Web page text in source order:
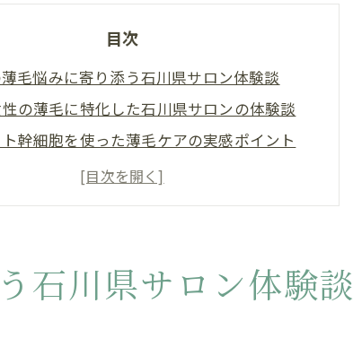
目次
毛悩みに寄り添う石川県サロン体験談
の薄毛に特化した石川県サロンの体験談
ト幹細胞を使った薄毛ケアの実感ポイント
川県女性が安心できる薄毛サロンの雰囲気
で悩む女性が感じた施術前後の変化
細胞ケアが石川県の薄毛対策に効果的な理由
幹細胞による薄毛ケアの仕組みと効果
石川県サロン体験談